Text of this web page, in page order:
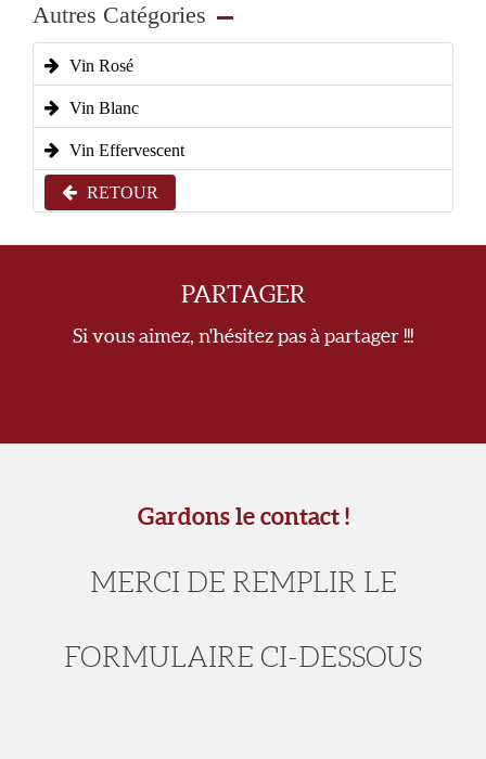
Autres Catégories
Vin Rosé
Vin Blanc
Vin Effervescent
RETOUR
PARTAGER
Si vous aimez, n'hésitez pas à partager !!!
Gardons le contact !
MERCI DE REMPLIR LE
FORMULAIRE CI-DESSOUS